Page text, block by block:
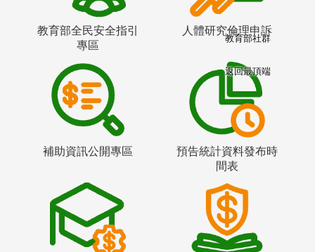
教育部全民安全指引
專區
人體研究倫理申訴
補助資訊公開專區
預告統計資料發布時
間表
教育部社群
返回最頂端